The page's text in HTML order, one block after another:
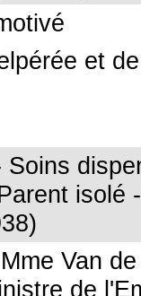
et
isolé
Van
de